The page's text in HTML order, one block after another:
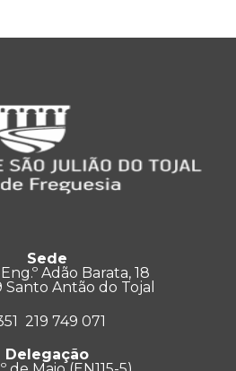
Sede
Adão Barata, 18
Santo Antão do Tojal
219 749 071
Delegação